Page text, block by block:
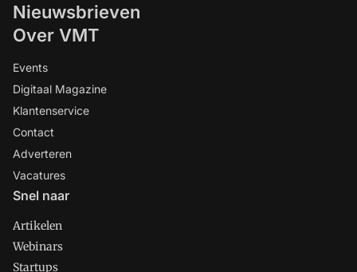
Nieuwsbrieven
Over VMT
Events
Digitaal Magazine
Klantenservice
Contact
Adverteren
Vacatures
Snel naar
Artikelen
Webinars
Startups